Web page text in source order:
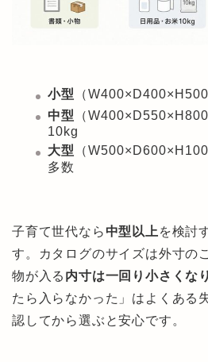
小型
（
中型
（
10kg
大型
（
多数
子育て世代なら 中型以上 を検討
す。カタログのサイズは外寸の
物が入る 内寸は一回り小さくな
たら入らなかった」はよくある
認してから選ぶと安心です。